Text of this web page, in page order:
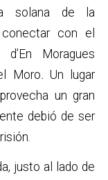
solana de la
con el
Moragues
Moro. Un lugar
un gran
debió de ser
justo al lado de